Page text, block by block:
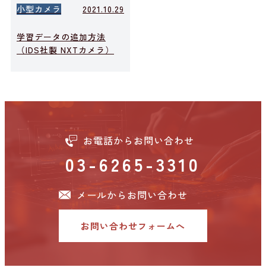
小型カメラ 2021.10.29
学習データの追加方法
（IDS社製 NXTカメラ）
お電話からお問い合わせ
03-6265-3310
メールからお問い合わせ
お問い合わせフォームへ